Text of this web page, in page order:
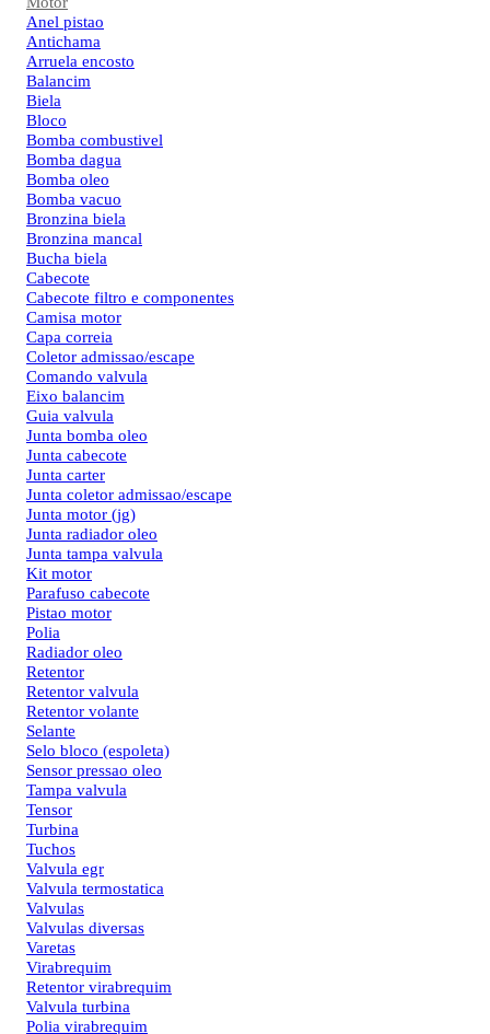
Anel pistao
Antichama
Arruela encosto
Balancim
Biela
Bloco
Bomba combustivel
Bomba dagua
Bomba oleo
Bomba vacuo
Bronzina biela
Bronzina mancal
Bucha biela
Cabecote
Cabecote filtro e componentes
Camisa motor
Capa correia
Coletor admissao/escape
Comando valvula
Eixo balancim
Guia valvula
Junta bomba oleo
Junta cabecote
Junta carter
Junta coletor admissao/escape
Junta motor (jg)
Junta radiador oleo
Junta tampa valvula
Kit motor
Parafuso cabecote
Pistao motor
Polia
Radiador oleo
Retentor
Retentor valvula
Retentor volante
Selante
Selo bloco (espoleta)
Sensor pressao oleo
Tampa valvula
Tensor
Turbina
Tuchos
Valvula egr
Valvula termostatica
Valvulas
Valvulas diversas
Varetas
Virabrequim
Retentor virabrequim
Valvula turbina
Polia virabrequim